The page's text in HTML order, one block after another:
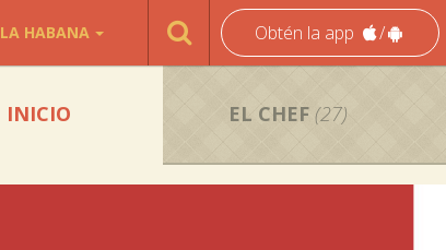
LA HABANA Obtén la app /
INICIO EL CHEF (27)